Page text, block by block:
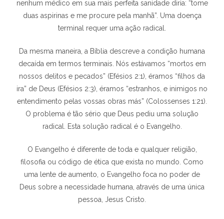
nenhum médico em sua mais perfeita sanidade diria: “tome
duas aspirinas e me procure pela manhã”. Uma doença
terminal requer uma ação radical.
Da mesma maneira, a Bíblia descreve a condição humana
decaída em termos terminais. Nós estávamos “mortos em
nossos delitos e pecados” (Efésios 2:1), éramos “filhos da
ira” de Deus (Efésios 2:3), éramos “estranhos, e inimigos no
entendimento pelas vossas obras más” (Colossenses 1:21).
O problema é tão sério que Deus pediu uma solução
radical. Esta solução radical é o Evangelho.
O Evangelho é diferente de toda e qualquer religião,
filosofia ou código de ética que exista no mundo. Como
uma lente de aumento, o Evangelho foca no poder de
Deus sobre a necessidade humana, através de uma única
pessoa, Jesus Cristo.